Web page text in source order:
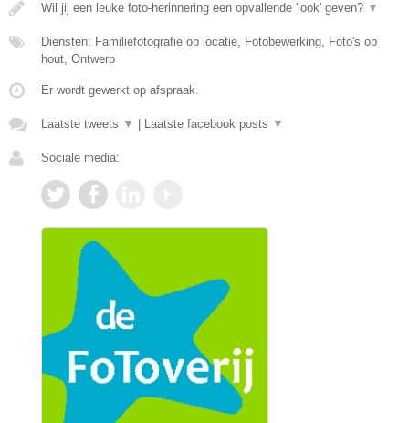
Wil jij een leuke foto-herinnering een opvallende 'look' geven? ▼
Diensten: Familiefotografie op locatie, Fotobewerking, Foto's op
hout, Ontwerp
Er wordt gewerkt op afspraak.
Laatste tweets ▼ Laatste facebook posts ▼
Sociale media: